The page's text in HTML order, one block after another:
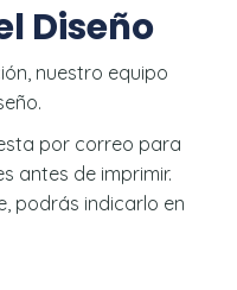
Diseño
nuestro equipo
por correo para
antes de imprimir.
podrás indicarlo en